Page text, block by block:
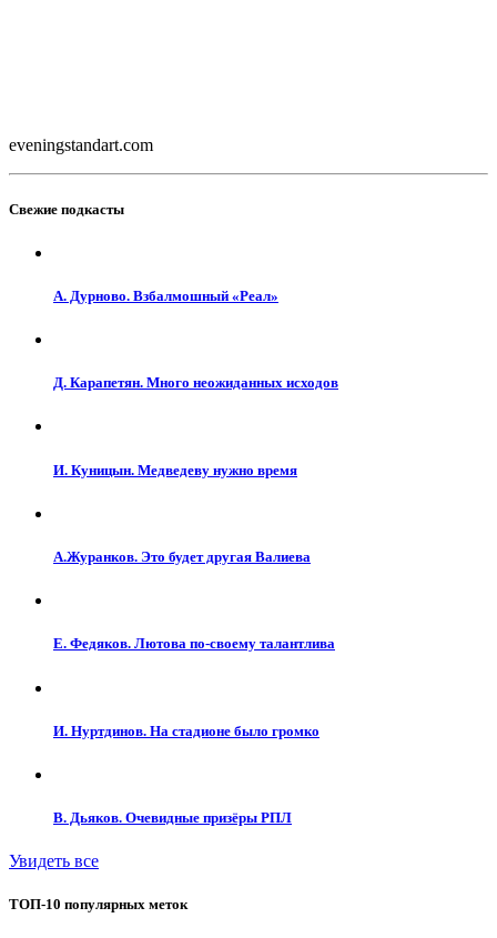
eveningstandart.com
Свежие подкасты
А. Дурново. Взбалмошный «Реал»
Д. Карапетян. Много неожиданных исходов
И. Куницын. Медведеву нужно время
А.Журанков. Это будет другая Валиева
Е. Федяков. Лютова по-своему талантлива
И. Нуртдинов. На стадионе было громко
В. Дьяков. Очевидные призёры РПЛ
Увидеть все
ТОП-10 популярных меток